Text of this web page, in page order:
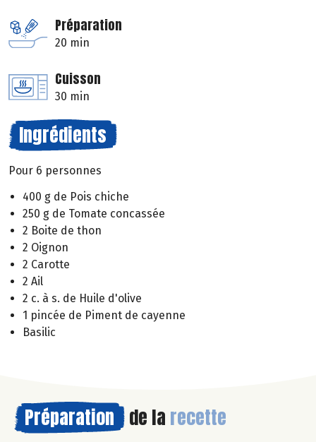
Préparation
20 min
Cuisson
30 min
Ingrédients
Pour 6 personnes
400 g de Pois chiche
250 g de Tomate concassée
2 Boite de thon
2 Oignon
2 Carotte
2 Ail
2 c. à s. de Huile d'olive
1 pincée de Piment de cayenne
Basilic
Préparation de la recette